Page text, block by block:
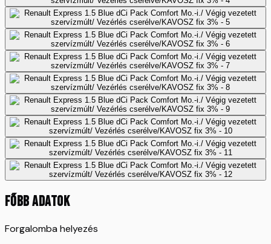
FŐBB ADATOK
Forgalomba helyezés